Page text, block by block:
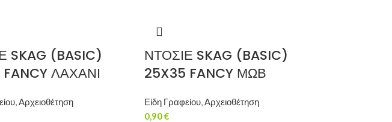
SKAG (BASIC)
ΛΑΧΑΝΙ
,Αρχειοθέτηση
ΝΤΟΣΙΕ SKAG (BASIC)
25X35 FANCY ΜΩΒ
Είδη Γραφείου,Αρχειοθέτηση
0,90€